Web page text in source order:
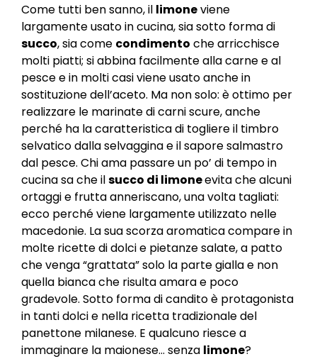
Come tutti ben sanno, il limoneviene
largamente usato in cucina, sia sotto forma di
succo, sia come condimento che arricchisce
molti piatti; si abbina facilmente alla carne e al
pesce e in molti casi viene usato anche in
sostituzione dell’aceto. Ma non solo: è ottimo per
realizzare le marinate di carni scure, anche
perché ha la caratteristica di togliere il timbro
selvatico dalla selvaggina e il sapore salmastro
dal pesce. Chi ama passare un po’ di tempo in
cucina sa che ilsucco di limoneevita che alcuni
ortaggi e frutta anneriscano, una volta tagliati:
ecco perché viene largamente utilizzato nelle
macedonie. La sua scorza aromatica compare in
molte ricette di dolci e pietanze salate, a patto
che venga “grattata” solo la parte gialla e non
quella bianca che risulta amara e poco
gradevole. Sotto forma di candito è protagonista
in tanti dolci e nella ricetta tradizionale del
panettone milanese. E qualcuno riesce a
immaginare la maionese… senza limone?